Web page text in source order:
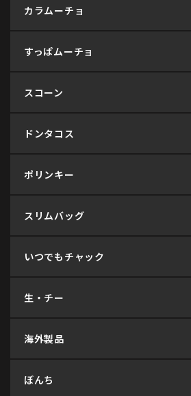
カラムーチョ
すっぱムーチョ
スコーン
ドンタコス
ポリンキー
スリムバッグ
いつでもチャック
生・チー
海外製品
ぼんち